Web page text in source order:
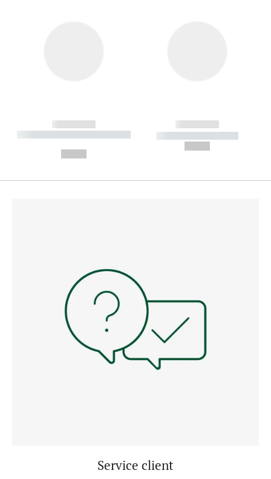
------------
----------- ----------- --------
------------
----------- -----------
Service client